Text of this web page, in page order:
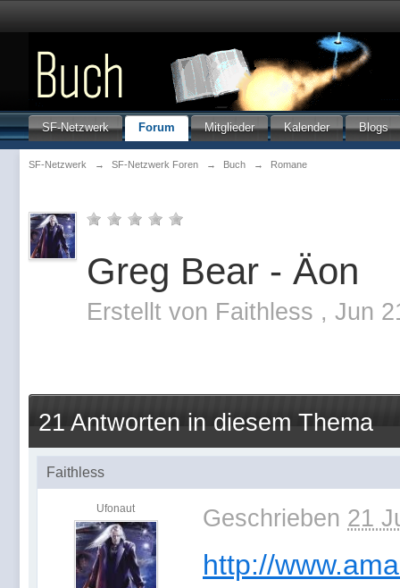
SF-Netzwerk Forum Mitglieder Kalender Blogs
SF-Netzwerk → SF-Netzwerk Foren → Buch → Romane
Greg Bear - Äon
Erstellt von Faithless , Jun
21 Antworten in diesem Thema
Faithless
Ufonaut Geschrieben 21
http://